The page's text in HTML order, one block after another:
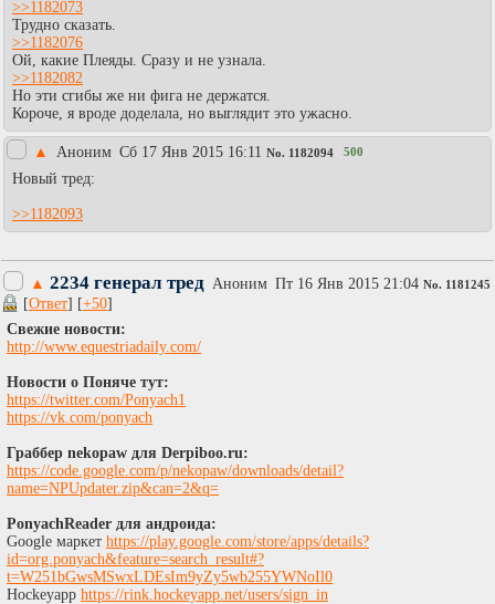
>>1182073
Трудно сказать.
>>1182076
Ой, какие Плеяды. Сразу и не узнала.
>>1182082
Но эти сгибы же ни фига не держатся.
Короче, я вроде доделала, но выглядит это ужасно.
▲ Аноним Сб 17 Янв 2015 16:11 No. 1182094 500
Новый тред:
>>1182093
▲ 2234 генерал тред Аноним Пт 16 Янв 2015 21:04 No. 1181245
[Ответ] [+50]
Свежие новости:
http://www.equestriadaily.com/
Новости о Поняче тут:
https://twitter.com/Ponyach1
https://vk.com/ponyach
Граббер nekopaw для Derpiboo.ru:
https://code.google.com/p/nekopaw/downloads/detail?
name=NPUpdater.zip&can=2&q=
PonyachReader для андроида:
Google маркет https://play.google.com/store/apps/details?
id=org.ponyach&feature=search_result#?
t=W251bGwsMSwxLDEsIm9yZy5wb255YWNoIl0
Hockeyapp https://rink.hockeyapp.net/users/sign_in